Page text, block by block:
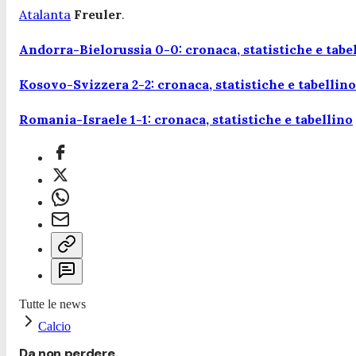
Atalanta Freuler.
Andorra-Bielorussia 0-0: cronaca, statistiche e
Kosovo-Svizzera 2-2: cronaca, statistiche e tabellino
Romania-Israele 1-1: cronaca, statistiche e tabellino
Tutte le news
Calcio